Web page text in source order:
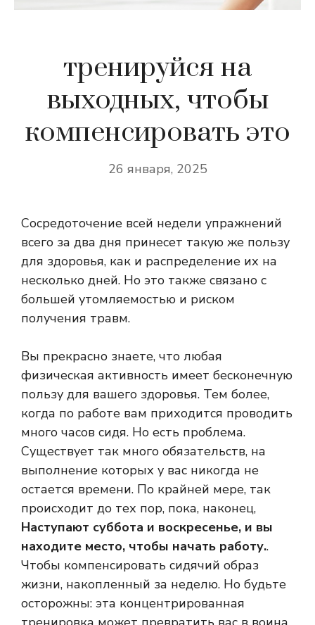
тренируйся на
выходных, чтобы
компенсировать это
26 января, 2025
Сосредоточение всей недели упражнений
всего за два дня принесет такую ​​же пользу
для здоровья, как и распределение их на
несколько дней. Но это также связано с
большей утомляемостью и риском
получения травм.
Вы прекрасно знаете, что любая
физическая активность имеет бесконечную
пользу для вашего здоровья. Тем более,
когда по работе вам приходится проводить
много часов сидя. Но есть проблема.
Существует так много обязательств, на
выполнение которых у вас никогда не
остается времени. По крайней мере, так
происходит до тех пор, пока, наконец,
Наступают суббота и воскресенье, и вы
находите место, чтобы начать работу..
Чтобы компенсировать сидячий образ
жизни, накопленный за неделю. Но будьте
осторожны: эта концентрированная